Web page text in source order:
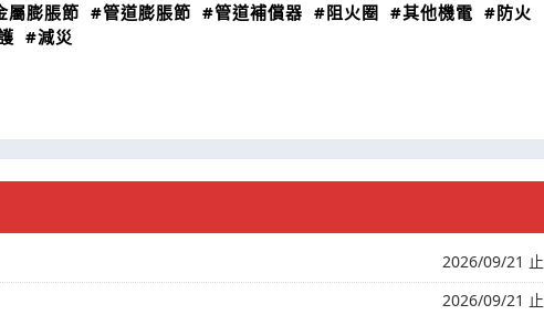
屬膨脹節 #管道膨脹節 #管道補償器 #阻火圈 #其他機電 #防火
#減災
2026/09/21 止
2026/09/21 止